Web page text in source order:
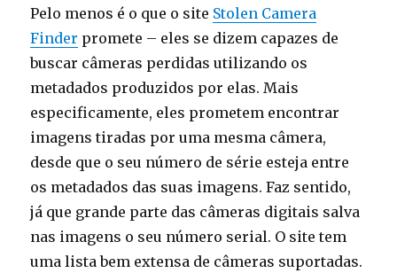
Pelo menos é o que o site Stolen Camera
Finder promete – eles se dizem capazes de
buscar câmeras perdidas utilizando os
metadados produzidos por elas. Mais
especificamente, eles prometem encontrar
imagens tiradas por uma mesma câmera,
desde que o seu número de série esteja entre
os metadados das suas imagens. Faz sentido,
já que grande parte das câmeras digitais salva
nas imagens o seu número serial. O site tem
uma lista bem extensa de câmeras suportadas.